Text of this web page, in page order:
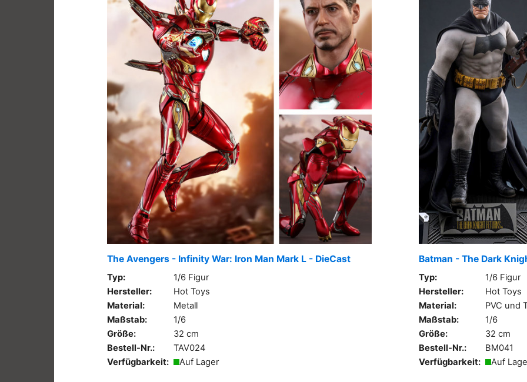
The Avengers - Infinity War: Iron Man Mark L - DieCast
Typ:
1/6 Figur
Hersteller:
Hot Toys
Material:
Metall
Maßstab:
1/6
Größe:
32 cm
Bestell-Nr.:
TAV024
Verfügbarkeit:
Auf Lager
Batman - The Dark
Typ:
1/6 Figur
Hersteller:
Hot Toys
Material:
PVC und
Maßstab:
1/6
Größe:
32 cm
Bestell-Nr.:
BM041
Verfügbarkeit:
Auf